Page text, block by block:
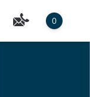
0